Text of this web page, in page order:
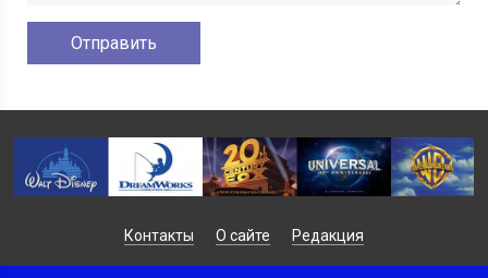
Контакты О сайте Редакция